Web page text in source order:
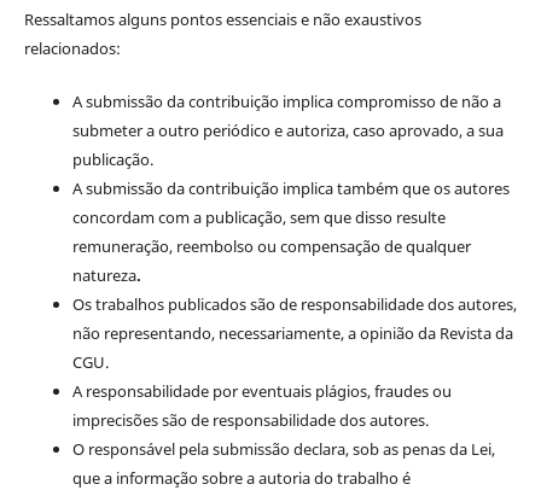
Ressaltamos alguns pontos essenciais e não exaustivos
relacionados:
A submissão da contribuição implica compromisso de não a
submeter a outro periódico e autoriza, caso aprovado, a sua
publicação.
A submissão da contribuição implica também que os autores
concordam com a publicação, sem que disso resulte
remuneração, reembolso ou compensação de qualquer
natureza.
Os trabalhos publicados são de responsabilidade dos autores,
não representando, necessariamente, a opinião da Revista da
CGU.
A responsabilidade por eventuais plágios, fraudes ou
imprecisões são de responsabilidade dos autores.
O responsável pela submissão declara, sob as penas da Lei,
que a informação sobre a autoria do trabalho é